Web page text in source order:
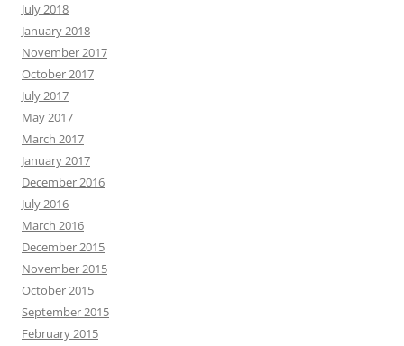
July 2018
January 2018
November 2017
October 2017
July 2017
May 2017
March 2017
January 2017
December 2016
July 2016
March 2016
December 2015
November 2015
October 2015
September 2015
February 2015